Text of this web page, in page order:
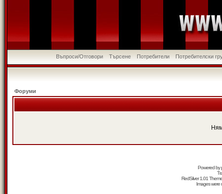
Въпроси/Отговори Търсене Потребители Потребителски
Форуми
Powered by
RedSilver 1.01
Images were